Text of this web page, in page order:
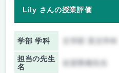
Lily さんの授業評価
学部 学科
担当の先生
名
佐賀香織先生